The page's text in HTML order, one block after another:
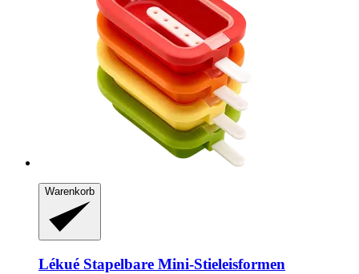
Warenkorb
Lékué Stapelbare Mini-​Stieleisformen